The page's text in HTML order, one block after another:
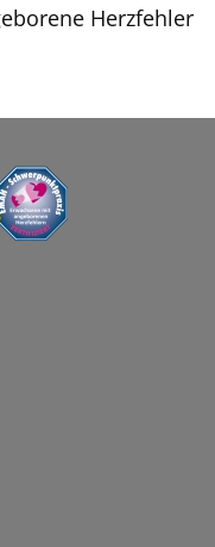
Herzfehler